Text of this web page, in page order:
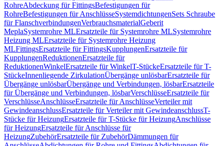
RohreAbdeckung für FittingsBefestigungen für
RohreBefestigungen für AnschlüsseSystemdichtungenSets Schraube
für FlanschverbindungenVerbrauchsmaterialGeberit
MeplaSystemrohre MLErsatzteile für Systemrohre MLSystemrohre
Heizung MLErsatzteile für Systemrohre Heizung
MLFittingsErsatzteile für FittingsKupplungenErsatzteile für
KupplungenReduktionenErsatzteile für
ReduktionenWinkelErsatzteile für WinkelT-StückeErsatzteile für T-
StückeInnenliegende ZirkulationÜbergänge unlösbarErsatzteile für
Übergänge unlösbarÜbergänge und Verbindungen, lösbarErsatzteile
für Übergänge und Verbindungen, lösbarVerschlüsseErsatzteile für
VerschlüsseAnschlüsseErsatzteile für AnschlüsseVerteiler mit
GewindeanschlussErsatzteile für Verteiler mit GewindeanschlussT-
Stücke für HeizungErsatzteile für T-Stücke für HeizungAnschlüsse
für HeizungErsatzteile für Anschlüsse für
HeizungZubehörErsatzteile für ZubehörDämmungen für